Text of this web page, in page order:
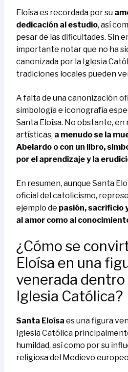
Eloísa es recordada por su
dedicación al estudio, así
pesar de las dificultades. Sin
importante notar que no ha
canonizada por la Iglesia
tradiciones locales pueden
A falta de una canonización
simbología e iconografía
Santa Eloísa. No obstante,
artísticas, a menudo se la
Abelardo o con un libro,
por el aprendizaje y la
En resumen, aunque Santa
oficial del catolicismo,
ejemplo de pasión, sacrificio
al amor como al
¿Cómo se
Eloísa en una
venerada dentro
Iglesia Católica?
Santa Eloísa es una figura
Iglesia Católica
humildad, así como por su
religiosa del Medievo